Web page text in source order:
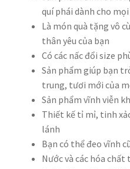
quí phái dành cho
Là món quà tặng vô
thân yêu của bạn
Có các nấc đổi size
Sản phẩm giúp bạn
trung, tươi mới của
Sản phẩm vĩnh viễn
Thiết kế tỉ mỉ, tinh
lánh
Bạn có thể đeo vĩnh
Nước và các hóa